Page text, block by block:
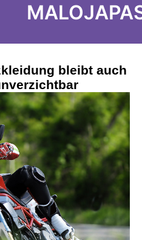
bleibt auch